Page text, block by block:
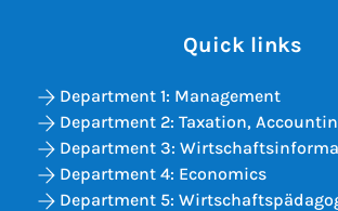
Quick links
Department 1: Management
Department 2: Taxation,
Department 3:
Department 4: Economics
Department 5: